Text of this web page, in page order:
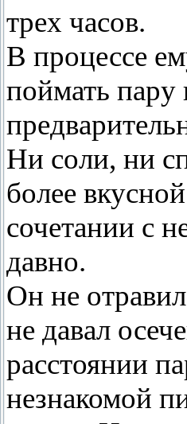
трех часов.
В процессе
поймать пару
Ни соли, ни
более
сочетании с
давно.
Он не
не давал
расстоянии
незнакомой